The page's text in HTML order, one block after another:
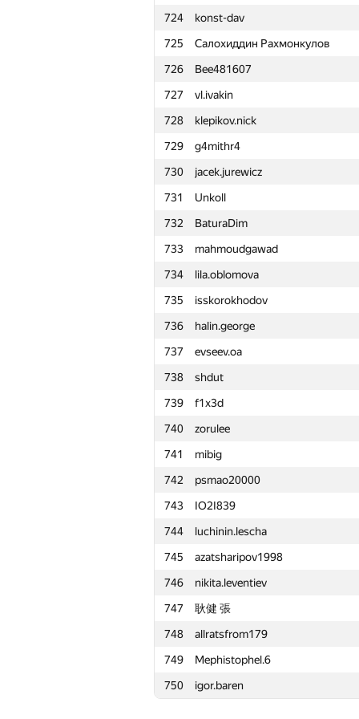
724
konst-dav
725
Салохиддин Рахмонкулов
726
Bee481607
727
vl.ivakin
728
klepikov.nick
729
g4mithr4
730
jacek.jurewicz
731
Unkoll
732
BaturaDim
733
mahmoudgawad
734
lila.oblomova
735
isskorokhodov
736
halin.george
737
evseev.oa
738
shdut
739
f1x3d
740
zorulee
741
mibig
742
psmao20000
743
IO2I839
744
luchinin.lescha
745
azatsharipov1998
746
nikita.leventiev
747
耿健 張
748
allratsfrom179
749
Mephistophel.6
750
igor.baren
701 danil.sheshenya
702
Kuanyshbai.Aybar
703
plab0n
704
irina.ogneva.sarov
705
Артём Слёзкин
706
percywtc
707
AVictor2007
708
darlam
709
podzyuban
710
vangogih
711
aquarius-51
712
Андрей Плосконосов
713
eoart
714
x-kolesn
715
NikitaSechko
716
Aidyn Aluadin
717
MehrunesArtem
718
n59pro
719
calbbbang
720
vadim.r3
721
kaimakov.kirill
722
宇航 盛
723
Phil
724
konst-dav
725
Салохиддин Рахмонкулов
726
Bee481607
727
vl.ivakin